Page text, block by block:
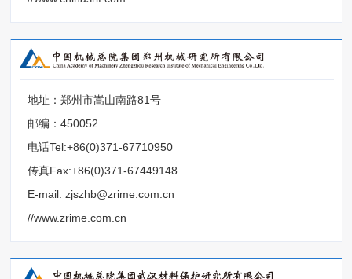
地址：郑州市嵩山南路81号
邮编：450052
电话Tel:+86(0)371-67710950
传真Fax:+86(0)371-67449148
E-mail: zjszhb@zrime.com.cn
//www.zrime.com.cn